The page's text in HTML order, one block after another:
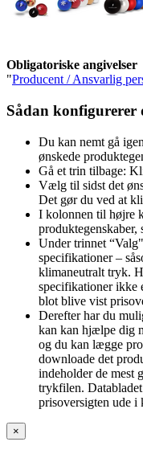
Obligatoriske angivelser
"Producent / Ansvarlig
Sådan
Du kan nemt gå
ønskede
Gå et trin tilbage:
Vælg til sidst det
Det gør du ved at
I kolonnen til højre
produktegenskaber,
Under trinnet
specifikationer –
klimaneutralt tryk.
specifikationer ikke
blot blive vist
Derefter har du
kan kan hjælpe dig
og du kan lægge
downloade det
indeholder de mest
trykfilen.
prisoversigten ude i
×